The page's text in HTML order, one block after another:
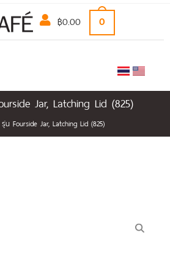
฿0.00 0
Jar, Latching Lid (825)
น Fourside Jar, Latching Lid (825)